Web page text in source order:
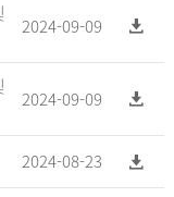
2024-09-09
2024-09-09
2024-08-23